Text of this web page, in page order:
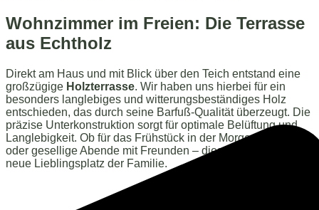
Wohnzimmer im Freien: Die Terrasse
aus Echtholz
Direkt am Haus und mit Blick über den Teich entstand eine
großzügige Holzterrasse. Wir haben uns hierbei für ein
besonders langlebiges und witterungsbeständiges Holz
entschieden, das durch seine Barfuß-Qualität überzeugt. Die
präzise Unterkonstruktion sorgt für optimale Belüftung und
Langlebigkeit. Ob für das Frühstück in der Morgensonne
oder gesellige Abende mit Freunden – diese Terrasse ist der
neue Lieblingsplatz der Familie.